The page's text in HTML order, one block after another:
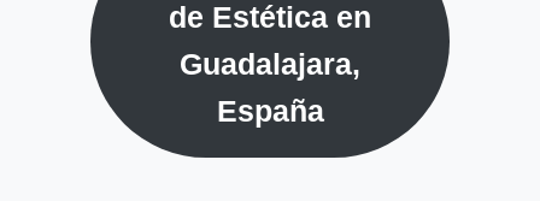
de Estética en
Guadalajara,
España